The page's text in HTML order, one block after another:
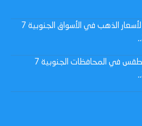
النشرة اليومية لأسعار الذهب في الأسواق الجنوبية 7
توقعات حالة الطقس في المحافظات الجنوبية 7